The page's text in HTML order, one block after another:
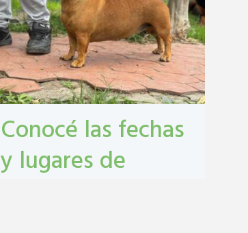
Conocé las fechas
y lugares de